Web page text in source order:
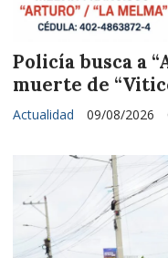
Policía busca a
muerte de
Actualidad 09/08/2026